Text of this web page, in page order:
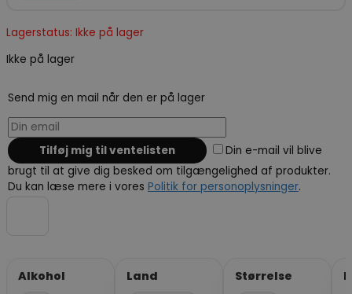
Lagerstatus: Ikke på lager
Ikke på lager
Send mig en mail når den er på lager
Din e-mail vil blive
brugt til at give dig besked om tilgængelighed af produkter.
Du kan læse mere i vores Politik for personoplysninger.
Alkohol Land Størrelse